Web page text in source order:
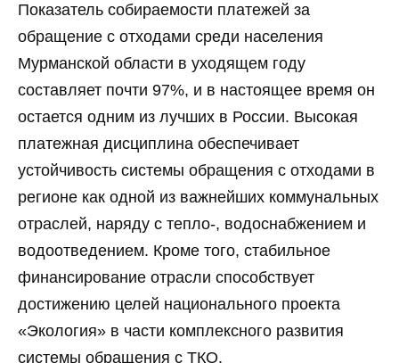
Показатель собираемости платежей за
обращение с отходами среди населения
Мурманской области в уходящем году
составляет почти 97%, и в настоящее время он
остается одним из лучших в России. Высокая
платежная дисциплина обеспечивает
устойчивость системы обращения с отходами в
регионе как одной из важнейших коммунальных
отраслей, наряду с тепло-, водоснабжением и
водоотведением. Кроме того, стабильное
финансирование отрасли способствует
достижению целей национального проекта
«Экология» в части комплексного развития
системы обращения с ТКО.